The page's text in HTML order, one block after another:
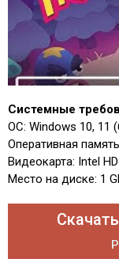
Системные
ОС: Windows 10, 11
Оперативная
Видеокарта: Intel
Место на диске: 1